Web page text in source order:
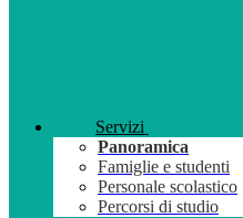
Servizi
Panoramica
Famiglie e studenti
Personale scolastico
Percorsi di studio